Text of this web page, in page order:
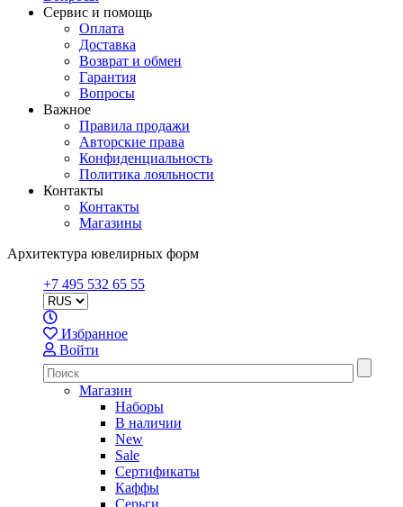
Сервис и помощь
Оплата
Доставка
Возврат и обмен
Гарантия
Вопросы
Важное
Правила продажи
Авторские права
Конфиденциальность
Политика лояльности
Контакты
Контакты
Магазины
Архитектура ювелирных форм
+7 495 532 65 55
Избранное
Войти
Магазин
Наборы
В наличии
New
Sale
Сертификаты
Каффы